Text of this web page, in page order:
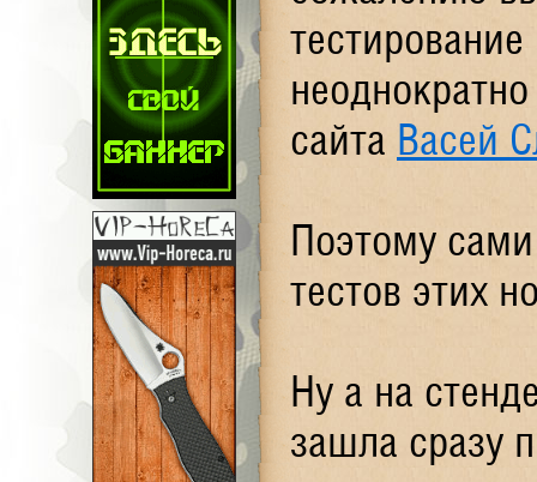
сайта Васей
Поэтому
тестов этих
Ну а на
зашла сразу